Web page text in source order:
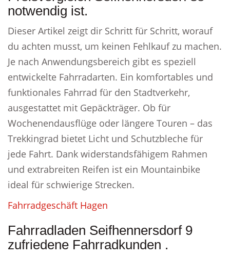
notwendig ist.
Dieser Artikel zeigt dir Schritt für Schritt, worauf
du achten musst, um keinen Fehlkauf zu machen.
Je nach Anwendungsbereich gibt es speziell
entwickelte Fahrradarten. Ein komfortables und
funktionales Fahrrad für den Stadtverkehr,
ausgestattet mit Gepäckträger. Ob für
Wochenendausflüge oder längere Touren – das
Trekkingrad bietet Licht und Schutzbleche für
jede Fahrt. Dank widerstandsfähigem Rahmen
und extrabreiten Reifen ist ein Mountainbike
ideal für schwierige Strecken.
Fahrradgeschäft Hagen
Fahrradladen Seifhennersdorf 9
zufriedene Fahrradkunden .